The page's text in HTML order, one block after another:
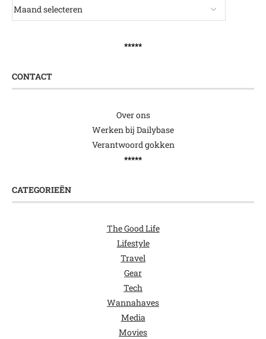
*****
CONTACT
Over ons
Werken bij Dailybase
Verantwoord gokken
*****
CATEGORIEËN
The Good Life
Lifestyle
Travel
Gear
Tech
Wannahaves
Media
Movies